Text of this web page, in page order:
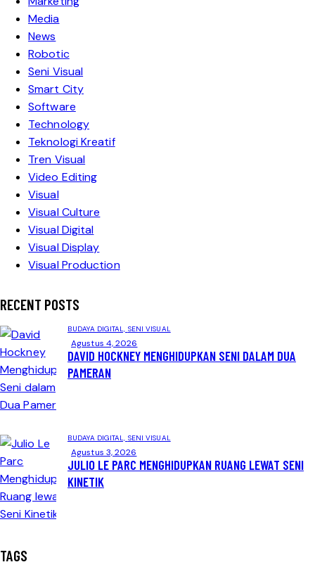
Media
News
Robotic
Seni Visual
Smart City
Software
Technology
Teknologi Kreatif
Tren Visual
Video Editing
Visual
Visual Culture
Visual Digital
Visual Display
Visual Production
RECENT POSTS
BUDAYA DIGITAL, SENI VISUAL
Agustus 4, 2026
DAVID HOCKNEY MENGHIDUPKAN SENI DALAM DUA
PAMERAN
BUDAYA DIGITAL, SENI VISUAL
Agustus 3, 2026
JULIO LE PARC MENGHIDUPKAN RUANG LEWAT SENI
KINETIK
TAGS